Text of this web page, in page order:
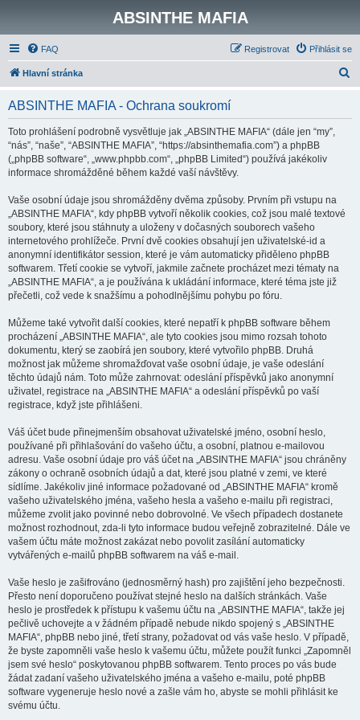
ABSINTHE MAFIA
FAQ Přihlásit se
Registrovat
Hlavní stránka
ABSINTHE MAFIA - Ochrana soukromí
Toto prohlášení podrobně vysvětluje jak „ABSINTHE MAFIA“ (dále jen “my”,
“nás”, “naše”, “ABSINTHE MAFIA”, “https://absinthemafia.com”) a phpBB
(„phpBB software“, „www.phpbb.com“, „phpBB Limited“) používá jakékoliv
informace shromážděné během každé vaší návštěvy.
Vaše osobní údaje jsou shromážděny dvěma způsoby. Prvním při vstupu na
„ABSINTHE MAFIA“, kdy phpBB vytvoří několik cookies, což jsou malé textové
soubory, které jsou stáhnuty a uloženy v dočasných souborech vašeho
internetového prohlížeče. První dvě cookies obsahují jen uživatelské-id a
anonymní identifikátor session, které je vám automaticky přiděleno phpBB
softwarem. Třetí cookie se vytvoří, jakmile začnete procházet mezi tématy na
„ABSINTHE MAFIA“, a je používána k ukládání informace, které téma jste již
přečetli, což vede k snažšímu a pohodlnějšímu pohybu po fóru.
Můžeme také vytvořit další cookies, které nepatří k phpBB software během
procházení „ABSINTHE MAFIA“, ale tyto cookies jsou mimo rozsah tohoto
dokumentu, který se zaobírá jen soubory, které vytvořilo phpBB. Druhá
možnost jak můžeme shromažďovat vaše osobní údaje, je vaše odeslání
těchto údajů nám. Toto může zahrnovat: odeslání příspěvků jako anonymní
uživatel, registrace na „ABSINTHE MAFIA“ a odeslání příspěvků po vaší
registrace, když jste přihlášeni.
Váš účet bude přinejmenším obsahovat uživatelské jméno, osobní heslo,
používané při přihlašování do vašeho účtu, a osobní, platnou e-mailovou
adresu. Vaše osobní údaje pro váš účet na „ABSINTHE MAFIA“ jsou chráněny
zákony o ochraně osobních údajů a dat, které jsou platné v zemi, ve které
sídlíme. Jakékoliv jiné informace požadované od „ABSINTHE MAFIA“ kromě
vašeho uživatelského jména, vašeho hesla a vašeho e-mailu při registraci,
můžeme zvolit jako povinné nebo dobrovolné. Ve všech případech dostanete
možnost rozhodnout, zda-li tyto informace budou veřejně zobrazitelné. Dále ve
vašem účtu máte možnost zakázat nebo povolit zasílání automaticky
vytvářených e-mailů phpBB softwarem na váš e-mail.
Vaše heslo je zašifrováno (jednosměrný hash) pro zajištění jeho bezpečnosti.
Přesto není doporučeno používat stejné heslo na dalších stránkách. Vaše
heslo je prostředek k přístupu k vašemu účtu na „ABSINTHE MAFIA“, takže jej
pečlivě uchovejte a v žádném případě nebude nikdo spojený s „ABSINTHE
MAFIA“, phpBB nebo jiné, třetí strany, požadovat od vás vaše heslo. V případě,
že byste zapomněli vaše heslo k vašemu účtu, můžete použít funkci „Zapomněl
jsem své heslo“ poskytovanou phpBB softwarem. Tento proces po vás bude
žádat zadaní vašeho uživatelského jména a vašeho e-mailu, poté phpBB
software vygeneruje heslo nové a zašle vám ho, abyste se mohli přihlásit ke
svému účtu.